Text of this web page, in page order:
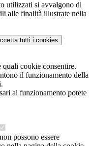
utilizzati si avvalgono di
alle finalità illustrate nella
tutti i cookies
quali cookie consentire.
il funzionamento della
al funzionamento potete
possono essere